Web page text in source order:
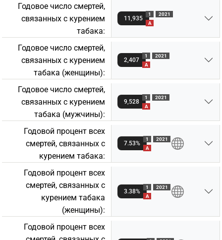
Годовое число смертей,
связанных с курением
табакa:
11,935
1
A
2021
Годовое число смертей,
связанных с курением
табакa (женщины):
2,407
1
A
2021
Годовое число смертей,
связанных с курением
табакa (мужчины):
9,528
1
A
2021
Годовой процент всех
смертей, связанных с
курением табакa:
7.53%
1
A
2021
Годовой процент всех
смертей, связанных с
курением табакa
(женщины):
3.38%
1
A
2021
Годовой процент всех